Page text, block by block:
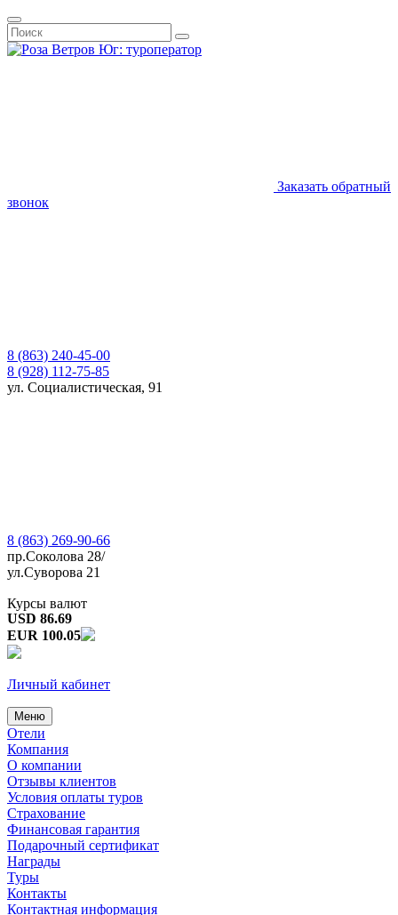
Заказать обратный
звонок
8 (863) 240-45-00
8 (928) 112-75-85
ул. Социалистическая, 91
8 (863) 269-90-66
пр.Соколова 28/
ул.Суворова 21
Курсы валют
USD 86.69
EUR 100.05
Личный кабинет
Меню
Отели
Компания
О компании
Отзывы клиентов
Условия оплаты туров
Страхование
Финансовая гарантия
Подарочный сертификат
Награды
Туры
Контакты
Контактная информация